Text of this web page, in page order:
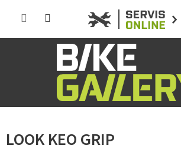
LOOK KEO GRIP